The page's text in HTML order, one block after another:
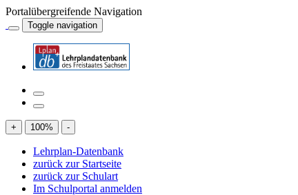
Portalübergreifende Navigation
Toggle navigation
+ 100% -
Lehrplan-Datenbank
zurück zur Startseite
zurück zur Schulart
Im Schulportal anmelden